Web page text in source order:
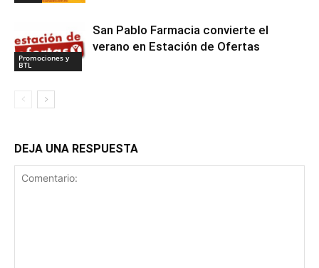
Promociones y
BTL
San Pablo Farmacia convierte el
verano en Estación de Ofertas
DEJA UNA RESPUESTA